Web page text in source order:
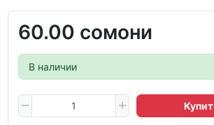
60.00 сомони
В наличии